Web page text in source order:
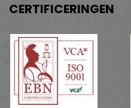
CERTIFICERINGEN